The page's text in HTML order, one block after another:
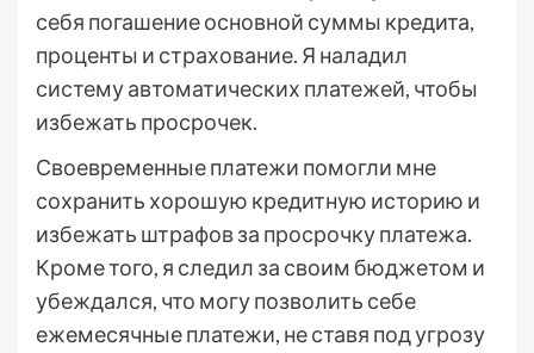
себя погашение основной суммы кредита,
проценты и страхование. Я наладил
систему автоматических платежей, чтобы
избежать просрочек.
Своевременные платежи помогли мне
сохранить хорошую кредитную историю и
избежать штрафов за просрочку платежа.
Кроме того, я следил за своим бюджетом и
убеждался, что могу позволить себе
ежемесячные платежи, не ставя под угрозу